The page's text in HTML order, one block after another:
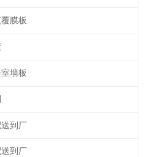
膜板
墙板
到厂
到厂